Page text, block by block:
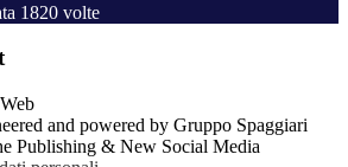
1820 volte
and powered by Gruppo Spaggiari
Publishing & New Social Media